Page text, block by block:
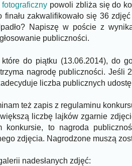
fotograficznypowoli zbliża się do
finału zakwalifikowało się 36
Napiszę w poście z
publiczności.
do piątku (13.06.2014), do
nagrodę publiczności. Jeśli
liczba publicznych
też zapis z regulaminu
liczbę lajków zgarnie
konkursie, to nagroda
zdjęcia. Nagrodzone muszą
nadesłanych zdjęć: